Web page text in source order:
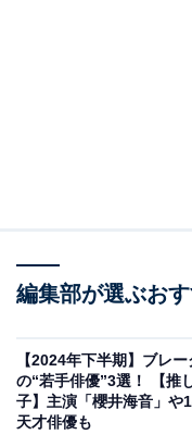
横無尽にボケまくる
漫才で結果をしっか
間で700舞台近くを
プ。2024年の「M-1
編集部が選ぶお
【2024年下半期】ブレ
の“若手俳優”3選！ 【推
子】主演「櫻井海音」や
天才俳優も